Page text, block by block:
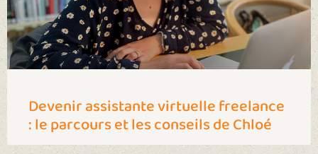
Devenir assistante virtuelle freelance
: le parcours et les conseils de Chloé